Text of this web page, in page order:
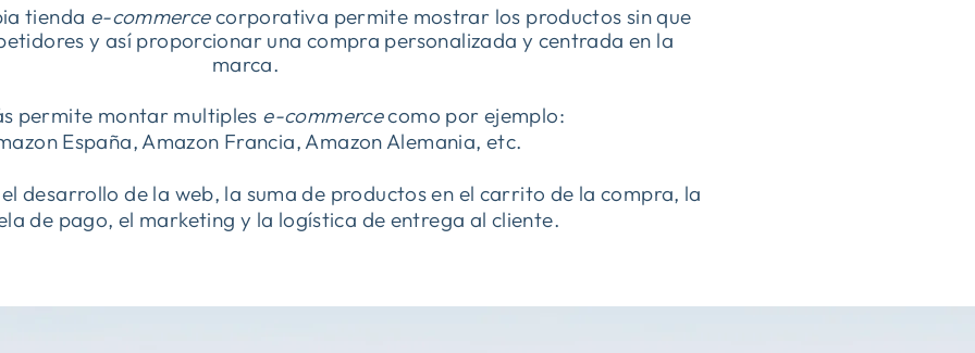
tienda e-commercecorporativa permite mostrar los productos sin que
y así proporcionar una compra personalizada y centrada en la
marca.
permite montar multiples e-commercecomo por ejemplo:
España, Amazon Francia, Amazon Alemania, etc.
desarrollo de la web, la suma de productos en el carrito de la compra, la
de pago, el marketing y la logística de entrega al cliente.